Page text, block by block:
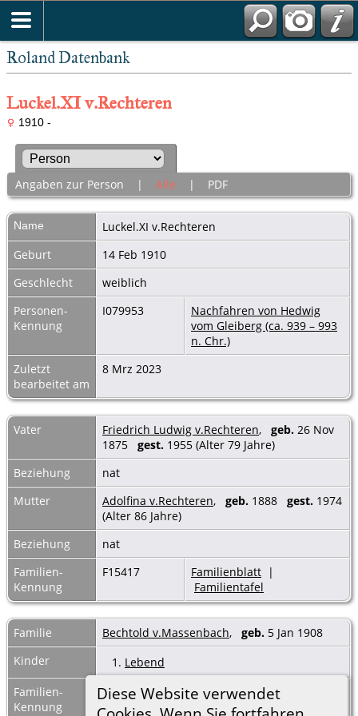
Roland Datenbank
Diese Website verwendet
Luckel.XI v.Rechteren
1910 -
Angaben zur Person | Alle | PDF
Name Luckel.XI v.Rechteren
Geburt
14 Feb 1910
Geschlecht
weiblich
Personen-
Kennung
I079953
Nachfahren von Hedwig
vom Gleiberg (ca. 939 – 993
n. Chr.)
Zuletzt
bearbeitet am
8 Mrz 2023
Vater Friedrich Ludwig v.Rechteren, geb. 26 Nov
1875 gest. 1955 (Alter 79 Jahre)
Beziehung
nat
Mutter
Adolfina v.Rechteren, geb. 1888 gest. 1974
(Alter 86 Jahre)
Beziehung
nat
Familien-
Kennung
F15417 Familienblatt |
Familientafel
Familie Bechtold v.Massenbach, geb. 5 Jan 1908
Kinder
1. Lebend
Familien-
Kennung
F36252 Familienblatt|
Familientafel